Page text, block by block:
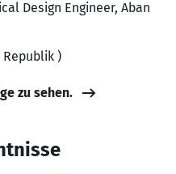
Design Engineer, Aban
)
zu sehen.